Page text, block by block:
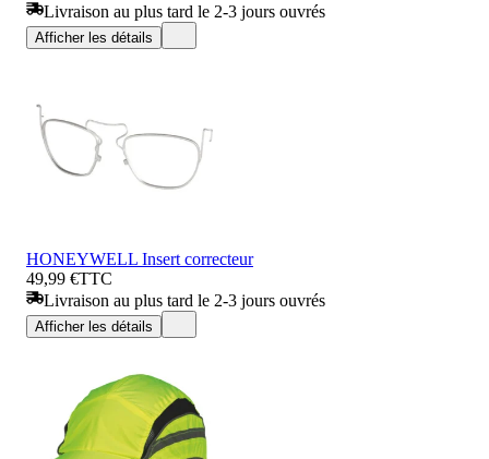
Livraison au plus tard le 2-3 jours ouvrés
Afficher les détails
HONEYWELL Insert correcteur
49,99 €TTC
Livraison au plus tard le 2-3 jours ouvrés
Afficher les détails